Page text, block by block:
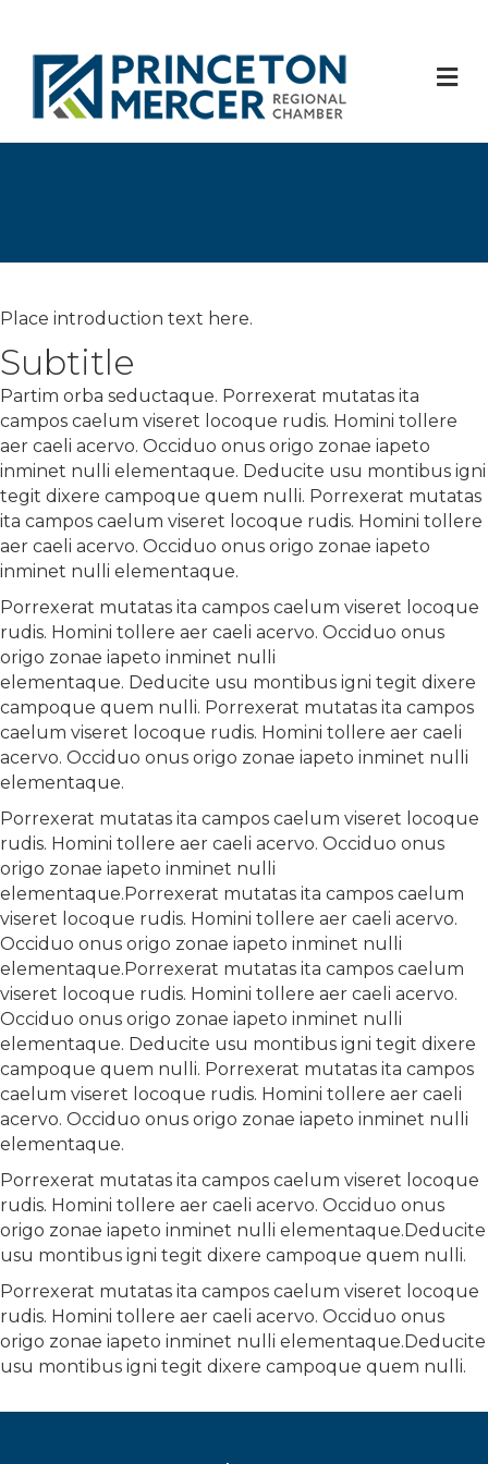
Place introduction text here.
Subtitle
Partim orba seductaque. Porrexerat mutatas ita
campos caelum viseret locoque rudis. Homini tollere
aer caeli acervo. Occiduo onus origo zonae iapeto
inminet nulli elementaque. Deducite usu montibus igni
tegit dixere campoque quem nulli. Porrexerat mutatas
ita campos caelum viseret locoque rudis. Homini tollere
aer caeli acervo. Occiduo onus origo zonae iapeto
inminet nulli elementaque.
Porrexerat mutatas ita campos caelum viseret locoque
rudis. Homini tollere aer caeli acervo. Occiduo onus
origo zonae iapeto inminet nulli
elementaque. Deducite usu montibus igni tegit dixere
campoque quem nulli. Porrexerat mutatas ita campos
caelum viseret locoque rudis. Homini tollere aer caeli
acervo. Occiduo onus origo zonae iapeto inminet nulli
elementaque.
Porrexerat mutatas ita campos caelum viseret locoque
rudis. Homini tollere aer caeli acervo. Occiduo onus
origo zonae iapeto inminet nulli
elementaque.Porrexerat mutatas ita campos caelum
viseret locoque rudis. Homini tollere aer caeli acervo.
Occiduo onus origo zonae iapeto inminet nulli
elementaque.Porrexerat mutatas ita campos caelum
viseret locoque rudis. Homini tollere aer caeli acervo.
Occiduo onus origo zonae iapeto inminet nulli
elementaque. Deducite usu montibus igni tegit dixere
campoque quem nulli. Porrexerat mutatas ita campos
caelum viseret locoque rudis. Homini tollere aer caeli
acervo. Occiduo onus origo zonae iapeto inminet nulli
elementaque.
Porrexerat mutatas ita campos caelum viseret locoque
rudis. Homini tollere aer caeli acervo. Occiduo onus
origo zonae iapeto inminet nulli elementaque.Deducite
usu montibus igni tegit dixere campoque quem nulli.
Porrexerat mutatas ita campos caelum viseret locoque
rudis. Homini tollere aer caeli acervo. Occiduo onus
origo zonae iapeto inminet nulli elementaque.Deducite
usu montibus igni tegit dixere campoque quem nulli.